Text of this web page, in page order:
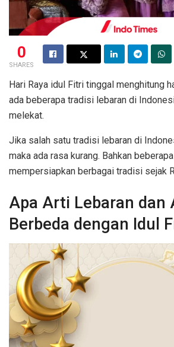
0
SHARES
Hari Raya idul Fitri tinggal menghitung
ada beberapa tradisi lebaran di
melekat.
Jika salah satu tradisi lebaran di
maka ada rasa kurang. Bahkan
mempersiapkan berbagai tradisi sejak
Apa Arti Lebaran dan
Berbeda dengan Idul